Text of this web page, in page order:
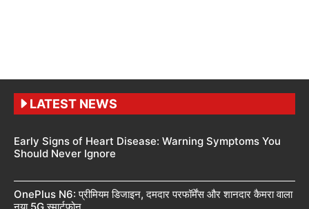
LATEST NEWS
Early Signs of Heart Disease: Warning Symptoms You
Should Never Ignore
OnePlus N6: प्रीमियम डिजाइन, दमदार परफॉर्मेंस और शानदार कैमरा वाला